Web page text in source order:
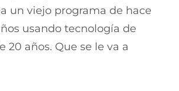
un viejo programa de hace
usando tecnología de
20 años. Que se le va a